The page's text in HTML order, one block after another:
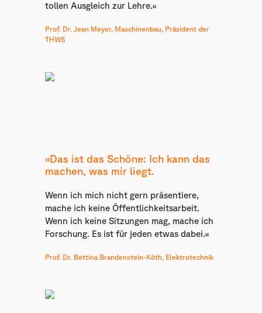
tollen Ausgleich zur Lehre.«
Prof. Dr. Jean Meyer, Maschinenbau, Präsident der
THWS
»Das ist das Schöne: Ich kann das
machen, was mir liegt.
Wenn ich mich nicht gern präsentiere,
mache ich keine Öffentlichkeitsarbeit.
Wenn ich keine Sitzungen mag, mache ich
Forschung. Es ist für jeden etwas dabei.«
Prof. Dr. Bettina Brandenstein-Köth, Elektrotechnik